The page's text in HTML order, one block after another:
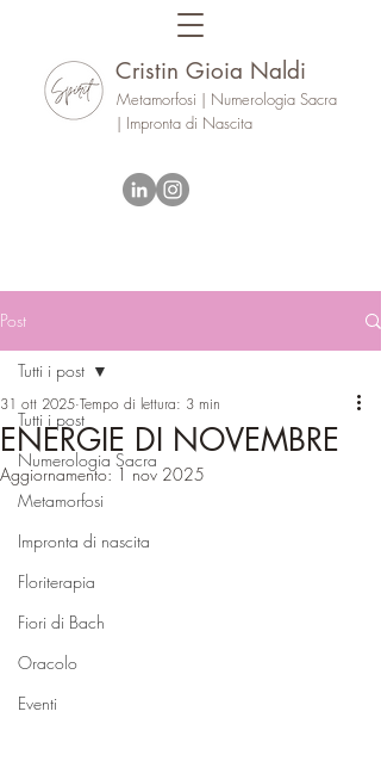
Cristin Gioia Naldi
Metamorfosi | Numerologia Sacra
| Impronta di Nascita
Post
Tutti i post
Numerologia Sacra
Metamorfosi
Impronta di nascita
Floriterapia
Fiori di Bach
Oracolo
Eventi
Tutti i post
ENERGIE DI NOVEMBRE
31 ott 2025 Tempo di lettura: 3 min
Aggiornamento: 1 nov 2025